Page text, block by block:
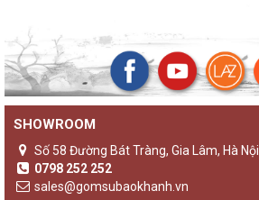
SHOWROOM
Số 58 Đường Bát Tràng, Gia Lâm, Hà Nội
0798 252 252
sales@gomsubaokhanh.vn